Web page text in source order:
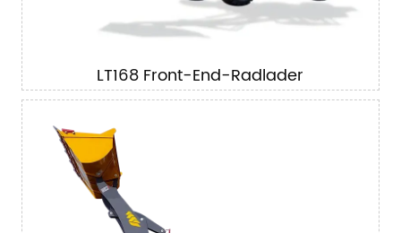
LT168 Front-End-Radlader